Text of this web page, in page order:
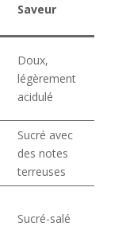
Saveur
Doux,
légèrement
acidulé
Sucré avec
des notes
terreuses
Sucré-salé